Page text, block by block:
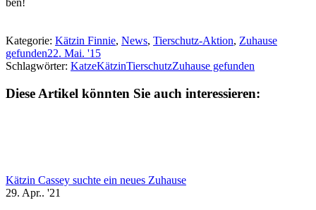
ben!
Kategorie: Kätzin Finnie, News, Tierschutz-Aktion, Zuhause
gefunden22. Mai. '15
Schlagwörter: KatzeKätzinTierschutzZuhause gefunden
Diese Artikel könnten Sie auch interessieren:
Kätzin Cassey suchte ein neues Zuhause
29. Apr.. '21